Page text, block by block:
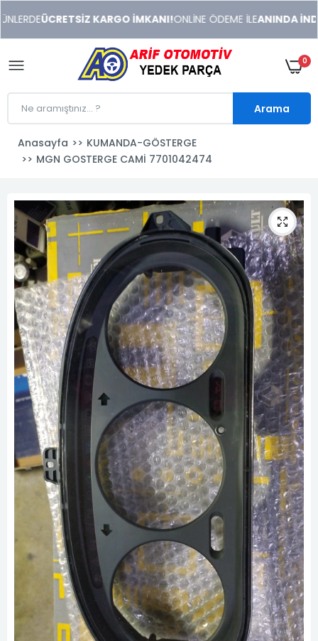
xonusu
veren
sitolar
ÜCRETSİZ KARGO İMKANI!ONLİNE ÖDEME İLEANINDA
0
Arama
Anasayfa
KUMANDA-GÖSTERGE
MGN GOSTERGE CAMİ 7701042474